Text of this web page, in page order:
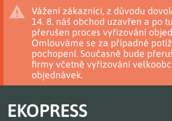
Vážení zákazníci, z důvodu
14. 8. náš obchod uzavřen a po
přerušen proces vyřizování
Omlouváme se za případné
pochopení. Současně bude
firmy včetně vyřizování
objednávek.
EKOPRESS